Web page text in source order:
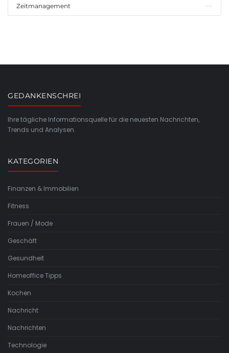
Zeitmanagement
GEDANKENSCHREI
Ihre tägliche Informationsquelle für die neuesten Nachrichten,
Trends und Analysen.
KATEGORIEN
Finanzen & Immobilien
Fitness
Frauen / Mode
Geschäft
Gesundheit
Homeoffice Tipps
Kochen
Nachricht
Nachrichten
Technologie